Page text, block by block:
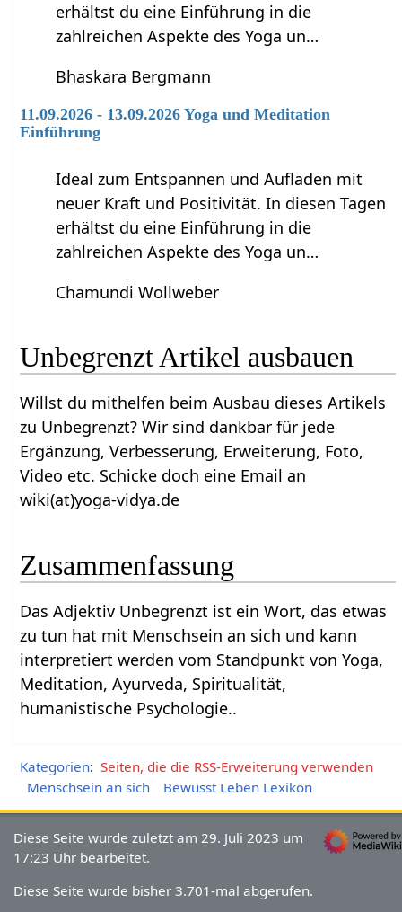
erhältst du eine Einführung in die
zahlreichen Aspekte des Yoga un…
Bhaskara Bergmann
11.09.2026 - 13.09.2026 Yoga und Meditation
Einführung
Ideal zum Entspannen und Aufladen mit
neuer Kraft und Positivität. In diesen Tagen
erhältst du eine Einführung in die
zahlreichen Aspekte des Yoga un…
Chamundi Wollweber
Unbegrenzt‏‎ Artikel ausbauen
Willst du mithelfen beim Ausbau dieses Artikels
zu Unbegrenzt‏‎? Wir sind dankbar für jede
Ergänzung, Verbesserung, Erweiterung, Foto,
Video etc. Schicke doch eine Email an
wiki(at)yoga-vidya.de
Zusammenfassung
Das Adjektiv Unbegrenzt‏‎ ist ein Wort, das etwas
zu tun hat mit Menschsein an sich und kann
interpretiert werden vom Standpunkt von Yoga,
Meditation, Ayurveda, Spiritualität,
humanistische Psychologie..
Kategorien: Seiten, die die RSS-Erweiterung verwenden
Menschsein an sich
Bewusst Leben Lexikon
Diese Seite wurde zuletzt am 29. Juli 2023 um
17:23 Uhr bearbeitet.
Diese Seite wurde bisher 3.701-mal abgerufen.